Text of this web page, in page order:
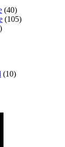
(40)
(105)
(10)